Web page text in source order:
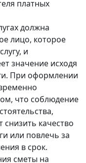
платных
должна
лицо, которое
и
значение исходя
При оформлении
что соблюдение
качество
или повлечь за
в срок.
сметы на